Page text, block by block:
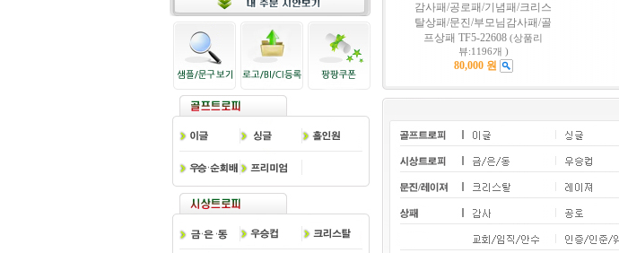
감사패/공로패/기념패/크리스
탈상패/문진/부모님감사패/골
프상패 TF5-22608 (상품리
뷰:1196개 )
80,000 원